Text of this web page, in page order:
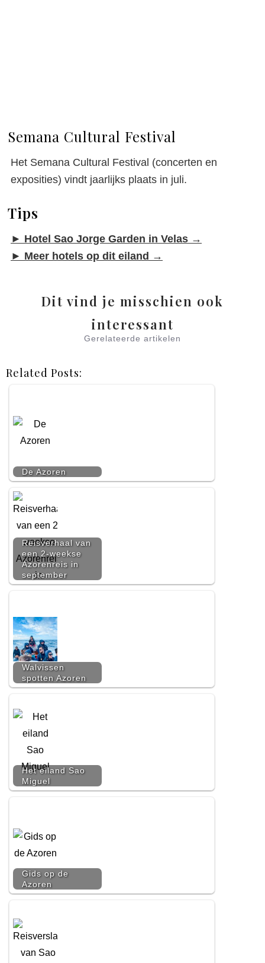
Semana Cultural Festival
Het Semana Cultural Festival (concerten en
exposities) vindt jaarlijks plaats in juli.
Tips
► Hotel Sao Jorge Garden in Velas →
► Meer hotels op dit eiland →
Dit vind je misschien ook
interessant
Gerelateerde artikelen
Related Posts:
De Azoren
Reisverhaal van
een 2-weekse
Azorenreis in
september
Walvissen
spotten Azoren
Het eiland Sao
Miguel
Gids op de
Azoren